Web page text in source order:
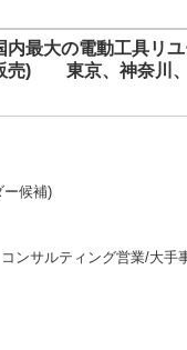
内最大の電動工具リ
) 東京、神奈川、
ー候補)
コンサルティング営業/大手